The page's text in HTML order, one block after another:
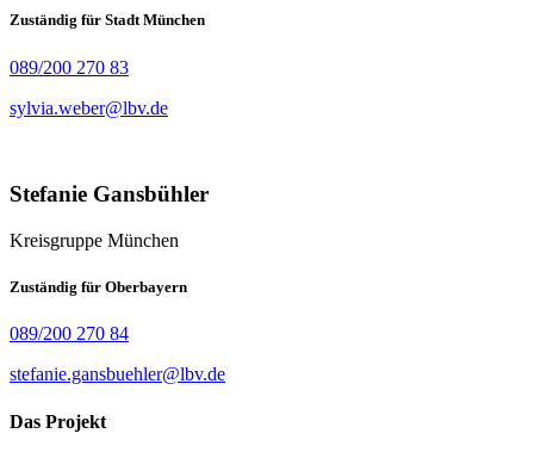
Zuständig für Stadt München
089/200 270 83
sylvia.weber@lbv.de
Stefanie Gansbühler
Kreisgruppe München
Zuständig für Oberbayern
089/200 270 84
stefanie.gansbuehler@lbv.de
Das Projekt